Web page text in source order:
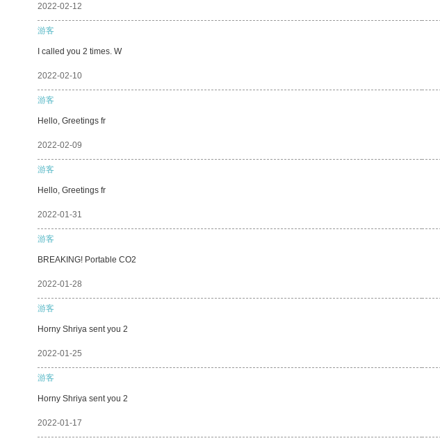
2022-02-12
游客
I called you 2 times. W
2022-02-10
游客
Hello, Greetings fr
2022-02-09
游客
Hello, Greetings fr
2022-01-31
游客
BREAKING! Portable CO2
2022-01-28
游客
Horny Shriya sent you 2
2022-01-25
游客
Horny Shriya sent you 2
2022-01-17